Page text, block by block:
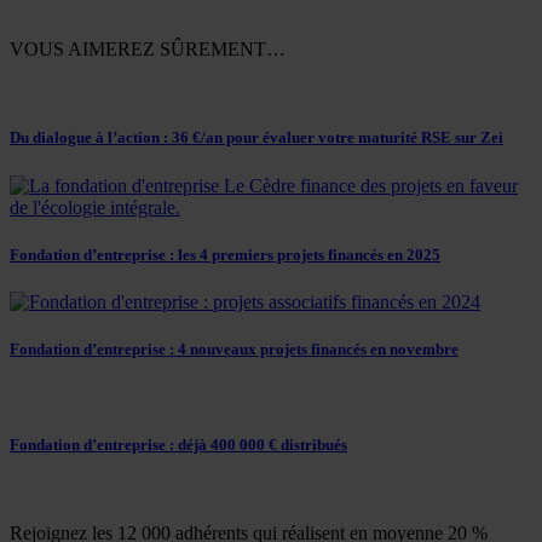
VOUS AIMEREZ SÛREMENT…
Du dialogue à l’action : 36 €/an pour évaluer votre maturité RSE sur Zei
Fondation d’entreprise : les 4 premiers projets financés en 2025
Fondation d’entreprise : 4 nouveaux projets financés en novembre
Fondation d’entreprise : déjà 400 000 € distribués
Rejoignez les 12 000 adhérents qui réalisent en moyenne 20 %